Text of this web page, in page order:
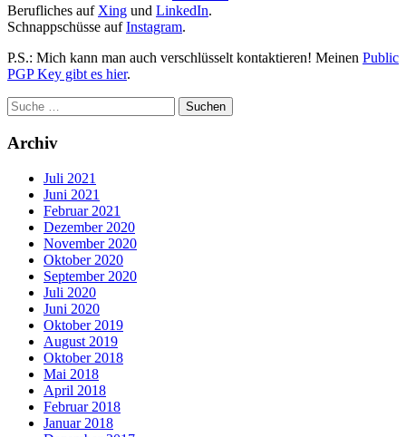
Berufliches auf Xing und LinkedIn.
Schnappschüsse aufInstagram.
P.S.: Mich kann man auch verschlüsselt kontaktieren! Meinen Public
PGP Key gibt es hier.
Archiv
Juli 2021
Juni 2021
Februar 2021
Dezember 2020
November 2020
Oktober 2020
September 2020
Juli 2020
Juni 2020
Oktober 2019
August 2019
Oktober 2018
Mai 2018
April 2018
Februar 2018
Januar 2018